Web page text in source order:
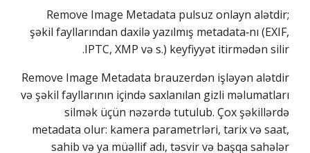
Remove Image Metadata pulsuz onlayn alətdir;
şəkil fayllarından daxilə yazılmış metadata‑nı (EXIF,
IPTC, XMP və s.) keyfiyyət itirmədən silir.
Remove Image Metadata brauzerdən işləyən alətdir
və şəkil fayllarının içində saxlanılan gizli məlumatları
silmək üçün nəzərdə tutulub. Çox şəkillərdə
metadata olur: kamera parametrləri, tarix və saat,
sahib və ya müəllif adı, təsvir və başqa sahələr